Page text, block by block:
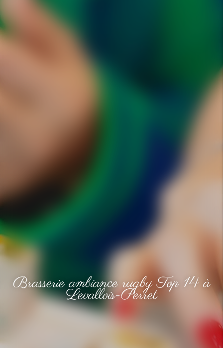
Brasserie ambiance rugby Top 14 à
Levallois-Perret